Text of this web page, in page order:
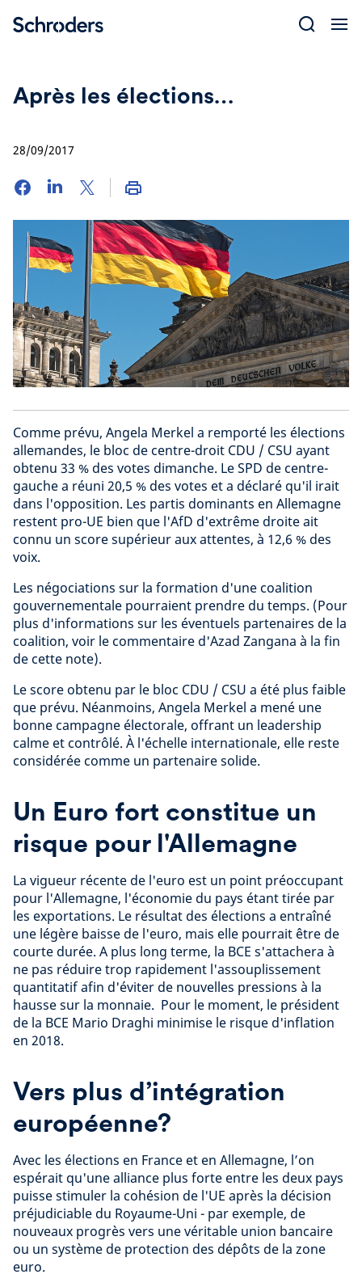
Après les élections…
28/09/2017
Comme prévu, Angela Merkel a remporté les élections
allemandes, le bloc de centre-droit CDU / CSU ayant
obtenu 33 % des votes dimanche. Le SPD de centre-
gauche a réuni 20,5 % des votes et a déclaré qu'il irait
dans l'opposition. Les partis dominants en Allemagne
restent pro-UE bien que l'AfD d'extrême droite ait
connu un score supérieur aux attentes, à 12,6 % des
voix.
Les négociations sur la formation d'une coalition
gouvernementale pourraient prendre du temps. (Pour
plus d'informations sur les éventuels partenaires de la
coalition, voir le commentaire d'Azad Zangana à la fin
de cette note).
Le score obtenu par le bloc CDU / CSU a été plus faible
que prévu. Néanmoins, Angela Merkel a mené une
bonne campagne électorale, offrant un leadership
calme et contrôlé. À l'échelle internationale, elle reste
considérée comme un partenaire solide.
Un Euro fort constitue un
risque pour l'Allemagne
La vigueur récente de l'euro est un point préoccupant
pour l'Allemagne, l'économie du pays étant tirée par
les exportations. Le résultat des élections a entraîné
une légère baisse de l'euro, mais elle pourrait être de
courte durée. A plus long terme, la BCE s'attachera à
ne pas réduire trop rapidement l'assouplissement
quantitatif afin d'éviter de nouvelles pressions à la
hausse sur la monnaie. Pour le moment, le président
de la BCE Mario Draghi minimise le risque d'inflation
en 2018.
Vers plus d’intégration
européenne?
Avec les élections en France et en Allemagne, l’on
espérait qu'une alliance plus forte entre les deux pays
puisse stimuler la cohésion de l'UE après la décision
préjudiciable du Royaume-Uni - par exemple, de
nouveaux progrès vers une véritable union bancaire
ou un système de protection des dépôts de la zone
euro.